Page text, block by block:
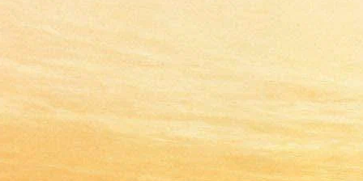
Музей Фаберже предлагает
оживить картины
Модильяни